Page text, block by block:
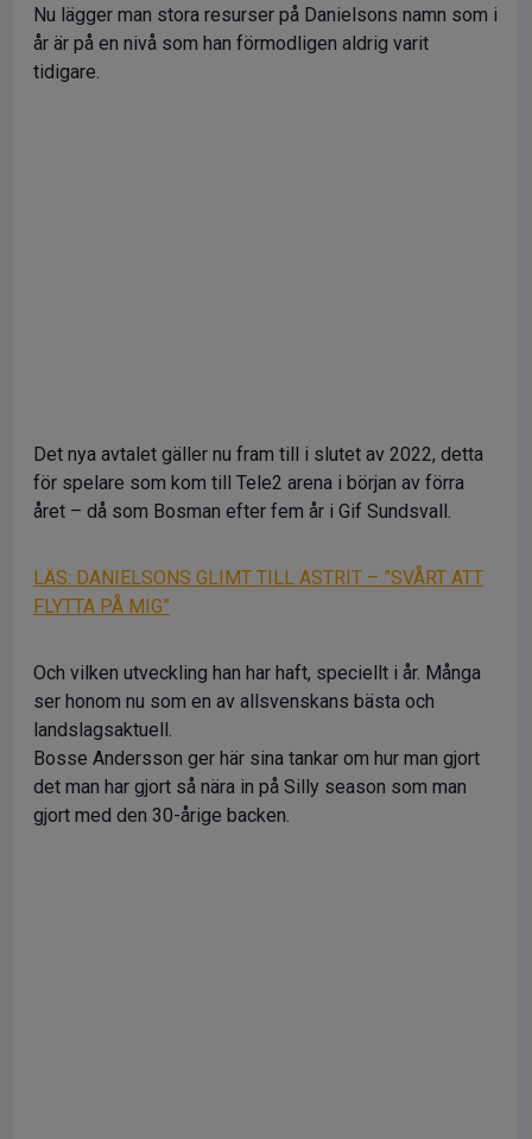
Nu lägger man stora resurser på Danielsons namn som i
år är på en nivå som han förmodligen aldrig varit
tidigare.
Det nya avtalet gäller nu fram till i slutet av 2022, detta
för spelare som kom till Tele2 arena i början av förra
året – då som Bosman efter fem år i Gif Sundsvall.
LÄS: DANIELSONS GLIMT TILL ASTRIT – ”SVÅRT ATT
FLYTTA PÅ MIG”
Och vilken utveckling han har haft, speciellt i år. Många
ser honom nu som en av allsvenskans bästa och
landslagsaktuell.
Bosse Andersson ger här sina tankar om hur man gjort
det man har gjort så nära in på Silly season som man
gjort med den 30-årige backen.